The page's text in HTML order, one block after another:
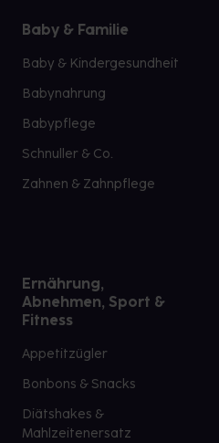
Baby & Familie
Baby & Kindergesundheit
Babynahrung
Babypflege
Schnuller & Co.
Zahnen & Zahnpflege
Ernährung,
Abnehmen, Sport &
Fitness
Appetitzügler
Bonbons & Snacks
Diätshakes &
Mahlzeitenersatz